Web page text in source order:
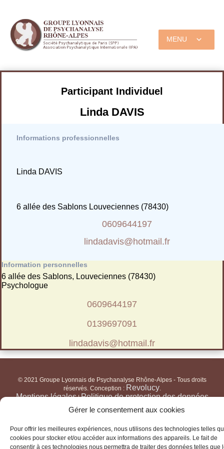
Gérer le consentement aux cookies
Pour offrir les meilleures expériences, nous utilisons des technologies telles
cookies pour stocker et/ou accéder aux informations des appareils. Le fait de
consentir à ces technologies nous permettra de traiter des données telles que
MENU
Participant Individuel
Linda DAVIS
Informations professionnelles
Linda DAVIS
6 allée des Sablons Louveciennes (78430)
0609644197
lindadavis@hotmail.fr
Information personnelles
6 allée des Sablons, Louveciennes (78430)
Psychologue
0609644197
0139697091
lindadavis@hotmail.fr
© 2021 Groupe Lyonnais de Psychanalyse Rhône-Alpes - Tous droits
réservés. Conception : Revolucy.
Mentions légales|Politique de protection des données
personnelles
| Cookies